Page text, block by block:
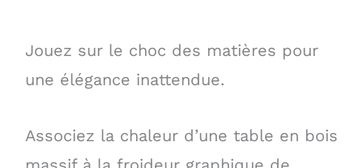
Jouez sur le choc des matières pour
une élégance inattendue.
Associez la chaleur d’une table en bois